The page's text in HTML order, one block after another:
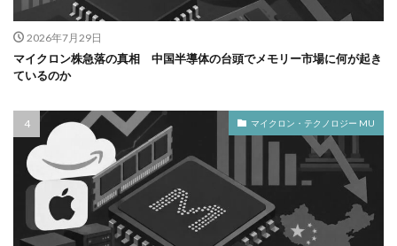
2026年7月29日
マイクロン株急落の真相 中国半導体の台頭でメモリー市場に何が起き
ているのか
マイクロン・テクノロジー MU